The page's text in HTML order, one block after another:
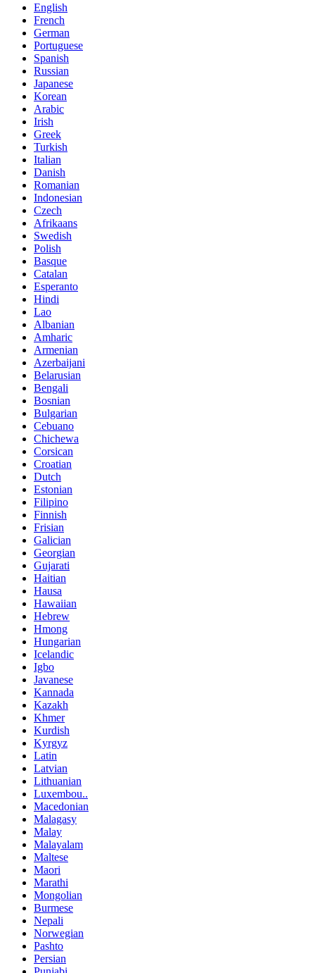
English
French
German
Portuguese
Spanish
Russian
Japanese
Korean
Arabic
Irish
Greek
Turkish
Italian
Danish
Romanian
Indonesian
Czech
Afrikaans
Swedish
Polish
Basque
Catalan
Esperanto
Hindi
Lao
Albanian
Amharic
Armenian
Azerbaijani
Belarusian
Bengali
Bosnian
Bulgarian
Cebuano
Chichewa
Corsican
Croatian
Dutch
Estonian
Filipino
Finnish
Frisian
Galician
Georgian
Gujarati
Haitian
Hausa
Hawaiian
Hebrew
Hmong
Hungarian
Icelandic
Igbo
Javanese
Kannada
Kazakh
Khmer
Kurdish
Kyrgyz
Latin
Latvian
Lithuanian
Luxembou..
Macedonian
Malagasy
Malay
Malayalam
Maltese
Maori
Marathi
Mongolian
Burmese
Nepali
Norwegian
Pashto
Persian